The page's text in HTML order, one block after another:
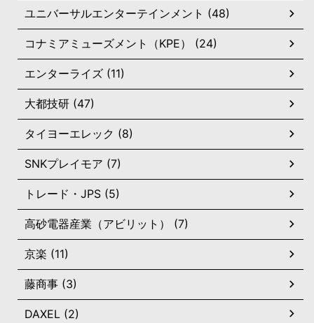
ユニバーサルエンターテインメント (48)
コナミアミューズメント（KPE） (24)
エンターライズ (11)
大都技研 (47)
タイヨーエレック (8)
SNKプレイモア (7)
トレード・JPS (5)
高砂電器産業（アビリット） (7)
京楽 (11)
藤商事 (3)
DAXEL (2)